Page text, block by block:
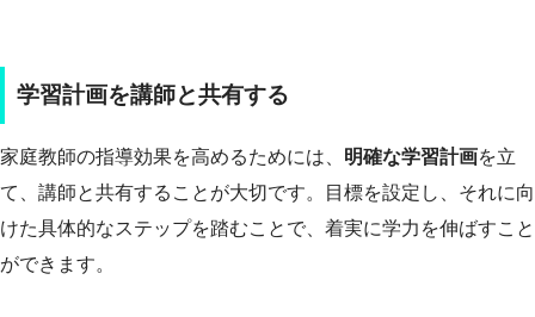
学習計画を講師と共有する
家庭教師の指導効果を高めるためには、 明確な学習計画を立
て、講師と共有することが大切です。目標を設定し、それに向
けた具体的なステップを踏むことで、着実に学力を伸ばすこと
ができます。